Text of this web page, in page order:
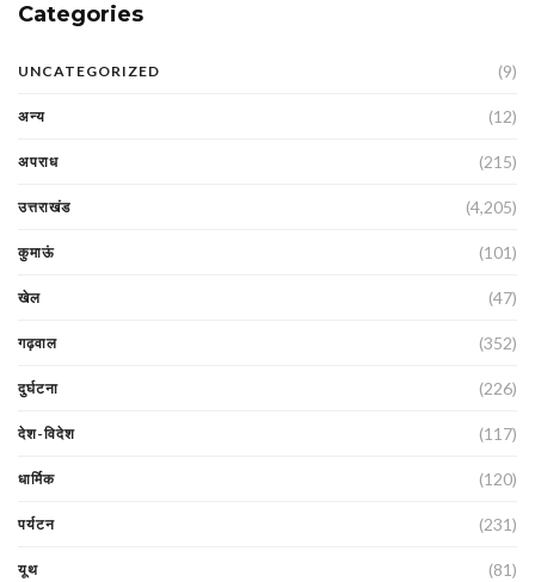
Categories
UNCATEGORIZED (9)
अन्य (12)
अपराध (215)
उत्तराखंड (4,205)
कुमाऊं (101)
खेल (47)
गढ़वाल (352)
दुर्घटना (226)
देश-विदेश (117)
धार्मिक (120)
पर्यटन (231)
यूथ (81)